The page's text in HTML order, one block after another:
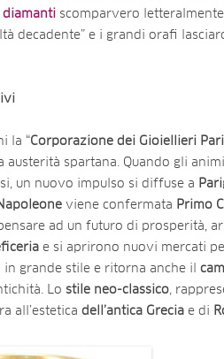
diamanti scomparvero
decadente” e i grandi orafi
la “Corporazione dei Gioiellieri
austerità spartana. Quando gli
un nuovo impulso si diffuse a
viene confermata Primo
ad un futuro di prosperità,
e si aprirono nuovi mercati
grande stile e ritorna anche il
Lo stile neo-classico,
all’estetica dell’antica Grecia e di